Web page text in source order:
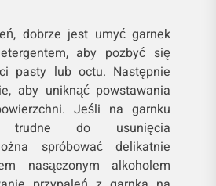
dobrze jest umyć garnek
aby pozbyć się
pasty lub octu. Następnie
aby uniknąć powstawania
Jeśli na garnku
trudne do usunięcia
spróbować delikatnie
nasączonym alkoholem